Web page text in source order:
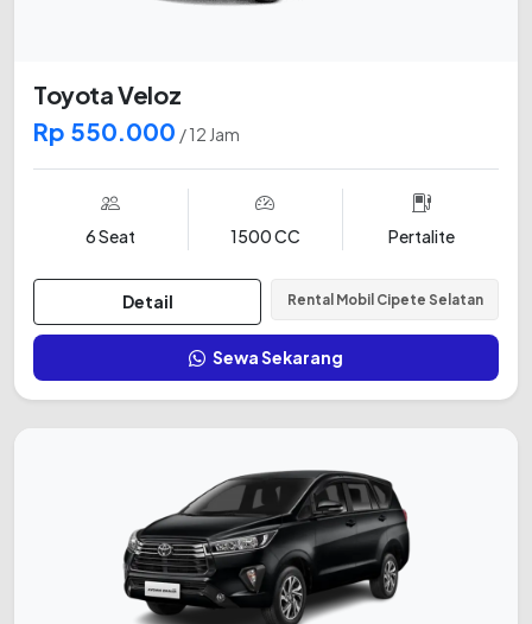
Toyota Veloz
Rp 550.000 / 12 Jam
6 Seat 1500 CC Pertalite
Detail Rental Mobil Cipete Selatan
Sewa Sekarang